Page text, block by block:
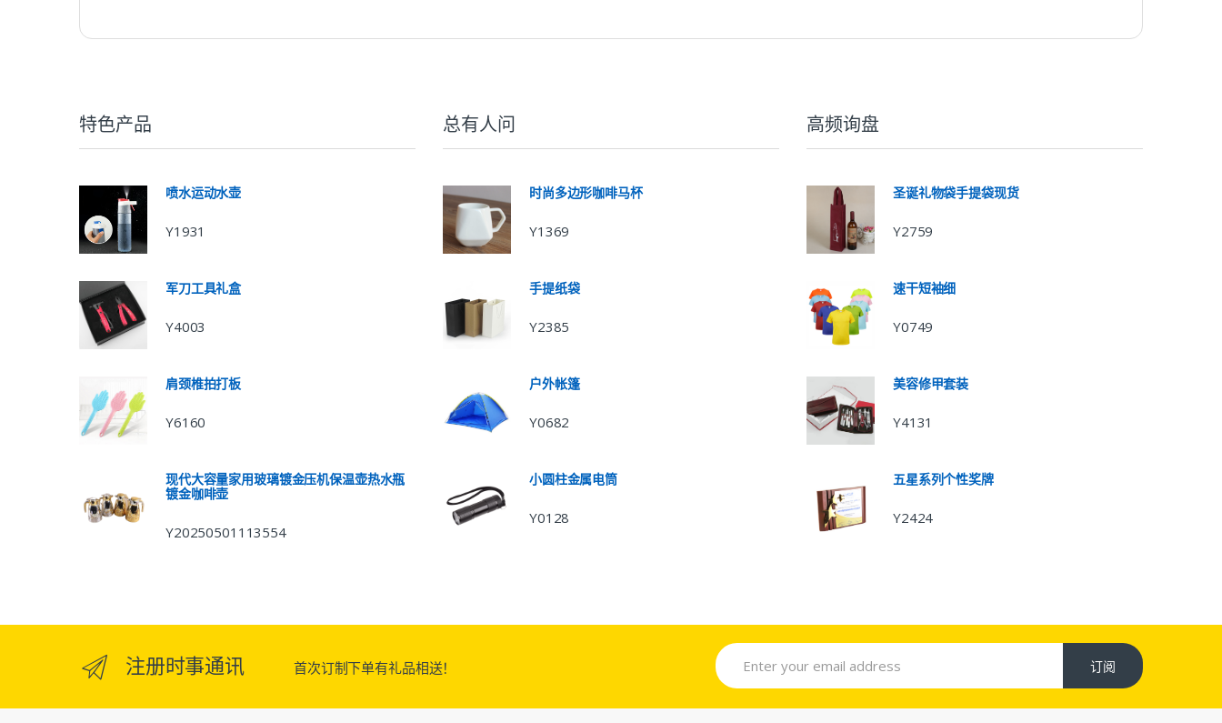
特色产品
喷水运动水壶
Y1931
军刀工具礼盒
Y4003
肩颈椎拍打板
Y6160
现代大容量家用玻璃镀金压机保温壶热水瓶
镀金咖啡壶
Y20250501113554
总有人问
时尚多边形咖啡马杯
Y1369
手提纸袋
Y2385
户外帐篷
Y0682
小圆柱金属电筒
Y0128
高频询盘
圣诞礼物袋手提袋现货
Y2759
速干短袖细
Y0749
美容修甲套装
Y4131
五星系列个性奖牌
Y2424
注册时事通讯 首次订制下单有礼品相送！ 订阅